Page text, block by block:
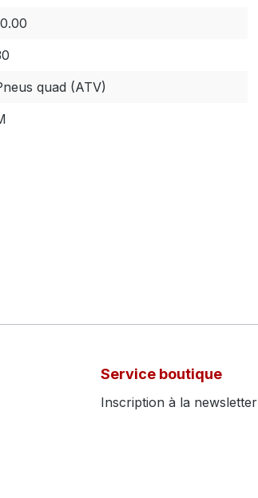
quad (ATV)
Service boutique
Inscription à la newsletter